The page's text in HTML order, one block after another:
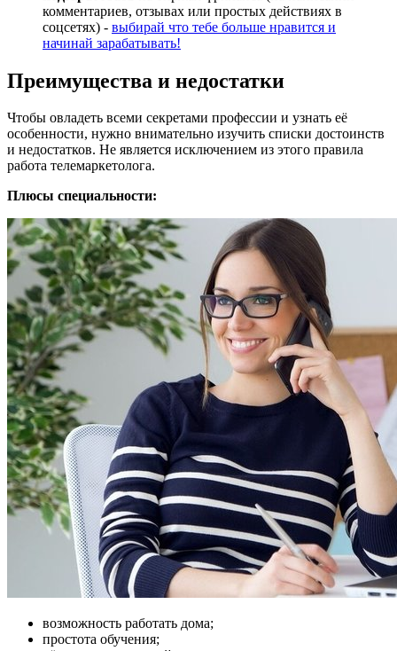
комментариев, отзывах или простых действиях в
соцсетях) - выбирай что тебе больше нравится и
начинай зарабатывать!
Преимущества и недостатки
Чтобы овладеть всеми секретами профессии и узнать её
особенности, нужно внимательно изучить списки достоинств
и недостатков. Не является исключением из этого правила
работа телемаркетолога.
Плюсы специальности:
возможность работать дома;
простота обучения;